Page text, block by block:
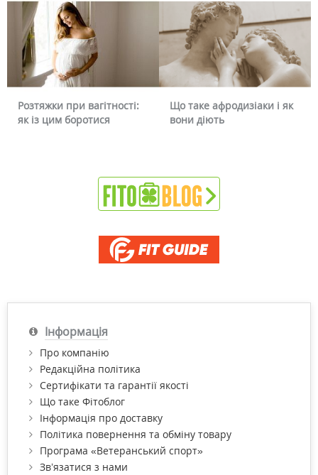
Що таке афродизіаки і як
вони діють
Чому червоніє
Інформація
Про компанію
Редакційна політика
Сертифікати та гарантії якості
Що таке Фітоблог
Інформація про доставку
Політика повернення та обміну товару
Програма «Ветеранський спорт»
Зв’язатися з нами